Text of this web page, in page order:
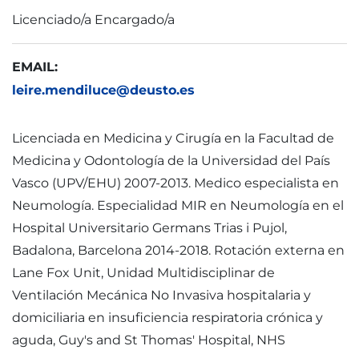
Licenciado/a Encargado/a
EMAIL:
leire.mendiluce@deusto.es
Licenciada en Medicina y Cirugía en la Facultad de
Medicina y Odontología de la Universidad del País
Vasco (UPV/EHU) 2007-2013. Medico especialista en
Neumología. Especialidad MIR en Neumología en el
Hospital Universitario Germans Trias i Pujol,
Badalona, Barcelona 2014-2018. Rotación externa en
Lane Fox Unit, Unidad Multidisciplinar de
Ventilación Mecánica No Invasiva hospitalaria y
domiciliaria en insuficiencia respiratoria crónica y
aguda, Guy's and St Thomas' Hospital, NHS